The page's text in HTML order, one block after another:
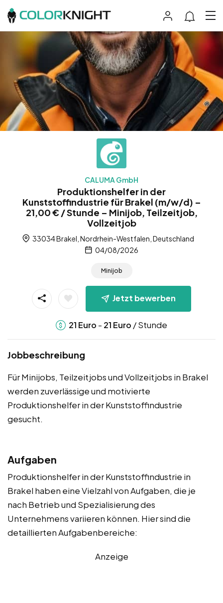
CALUMA GmbH
Produktionshelfer in der
Kunststoffindustrie für Brakel (m/w/d) –
21,00 € / Stunde – Minijob, Teilzeitjob,
Vollzeitjob
33034 Brakel, Nordrhein-Westfalen, Deutschland
04/08/2026
Minijob
Jetzt bewerben
21 Euro - 21 Euro / Stunde
Jobbeschreibung
Für Minijobs, Teilzeitjobs und Vollzeitjobs in Brakel
werden zuverlässige und motivierte
Produktionshelfer in der Kunststoffindustrie
gesucht.
Aufgaben
Produktionshelfer in der Kunststoffindustrie in
Brakel haben eine Vielzahl von Aufgaben, die je
nach Betrieb und Spezialisierung des
Unternehmens variieren können. Hier sind die
detaillierten Aufgabenbereiche:
Anzeige